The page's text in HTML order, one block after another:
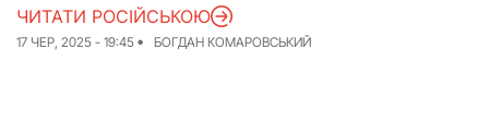
Інтерв’ю
17 ЧЕР, 2025 - 19:45 БОГДАН КОМАРОВСЬКИЙ
ЧИТАТИ РОСІЙСЬКОЮ